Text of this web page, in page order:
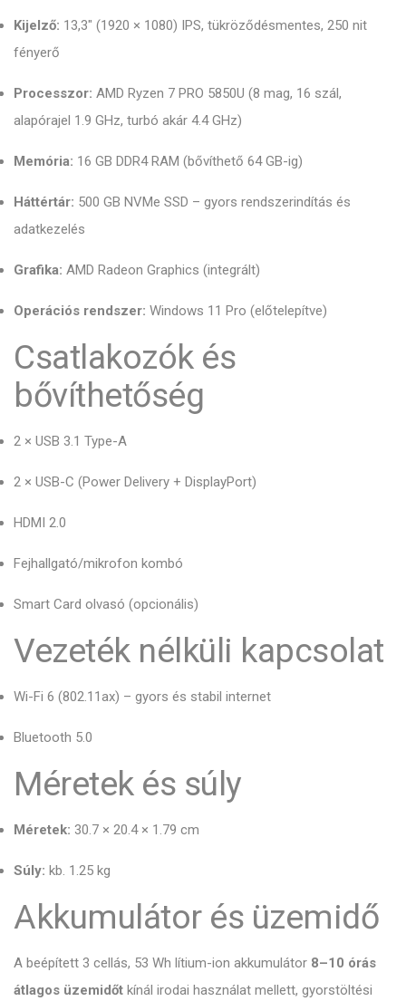
Kijelző: 13,3" (1920 × 1080) IPS, tükröződésmentes, 250 nit
fényerő
Processzor: AMD Ryzen 7 PRO 5850U (8 mag, 16 szál,
alapórajel 1.9 GHz, turbó akár 4.4 GHz)
Memória: 16 GB DDR4 RAM (bővíthető 64 GB-ig)
Háttértár: 500 GB NVMe SSD – gyors rendszerindítás és
adatkezelés
Grafika: AMD Radeon Graphics (integrált)
Operációs rendszer: Windows 11 Pro (előtelepítve)
Csatlakozók és
bővíthetőség
2 × USB 3.1 Type-A
2 × USB-C (Power Delivery + DisplayPort)
HDMI 2.0
Fejhallgató/mikrofon kombó
Smart Card olvasó (opcionális)
Vezeték nélküli kapcsolat
Wi-Fi 6 (802.11ax) – gyors és stabil internet
Bluetooth 5.0
Méretek és súly
Méretek: 30.7 × 20.4 × 1.79 cm
Súly: kb. 1.25 kg
Akkumulátor és üzemidő
A beépített 3 cellás, 53 Wh lítium-ion akkumulátor 8–10 órás
átlagos üzemidőt kínál irodai használat mellett, gyorstöltési